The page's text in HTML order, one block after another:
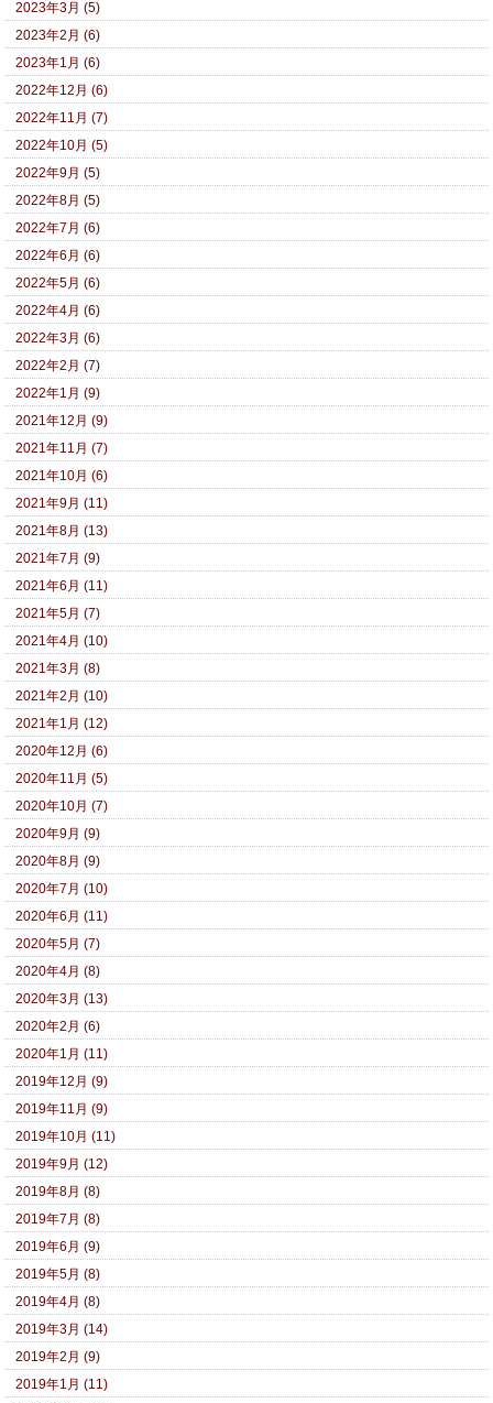
2023年3月 (5)
2023年2月 (6)
2023年1月 (6)
2022年12月 (6)
2022年11月 (7)
2022年10月 (5)
2022年9月 (5)
2022年8月 (5)
2022年7月 (6)
2022年6月 (6)
2022年5月 (6)
2022年4月 (6)
2022年3月 (6)
2022年2月 (7)
2022年1月 (9)
2021年12月 (9)
2021年11月 (7)
2021年10月 (6)
2021年9月 (11)
2021年8月 (13)
2021年7月 (9)
2021年6月 (11)
2021年5月 (7)
2021年4月 (10)
2021年3月 (8)
2021年2月 (10)
2021年1月 (12)
2020年12月 (6)
2020年11月 (5)
2020年10月 (7)
2020年9月 (9)
2020年8月 (9)
2020年7月 (10)
2020年6月 (11)
2020年5月 (7)
2020年4月 (8)
2020年3月 (13)
2020年2月 (6)
2020年1月 (11)
2019年12月 (9)
2019年11月 (9)
2019年10月 (11)
2019年9月 (12)
2019年8月 (8)
2019年7月 (8)
2019年6月 (9)
2019年5月 (8)
2019年4月 (8)
2019年3月 (14)
2019年2月 (9)
2019年1月 (11)